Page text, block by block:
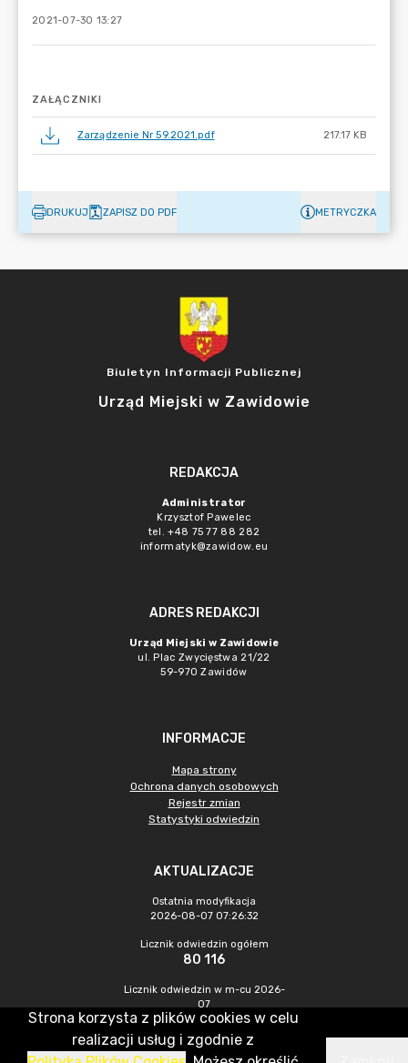
2021-07-30 13:27
ZAŁĄCZNIKI
Zarządzenie Nr 59.2021.pdf 217.17 KB
DRUKUJ ZAPISZ DO PDF METRYCZKA
Biuletyn Informacji Publicznej
Urząd Miejski w Zawidowie
REDAKCJA
Administrator
Krzysztof Pawelec
tel. +48 75 77 88 282
informatyk@zawidow.eu
ADRES REDAKCJI
Urząd Miejski w Zawidowie
ul. Plac Zwycięstwa 21/22
59-970 Zawidów
INFORMACJE
Mapa strony
Ochrona danych osobowych
Rejestr zmian
Statystyki odwiedzin
AKTUALIZACJE
Ostatnia modyfikacja
2026-08-07 07:26:32
Licznik odwiedzin ogółem
80 116
Licznik odwiedzin w m-cu 2026-
07
234
CMS & Hosting: Nefeni Sp. z o.o.
Strona korzysta z plików cookies w celu
realizacji usług i zgodnie z